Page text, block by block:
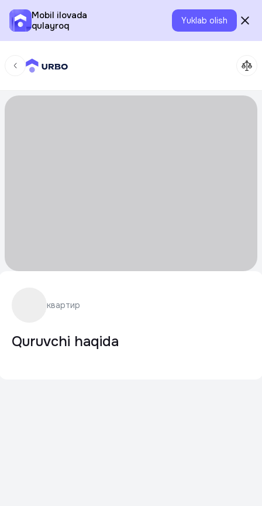
Mobil ilovada
qulayroq
Yuklab olish
квартир
Quruvchi haqida